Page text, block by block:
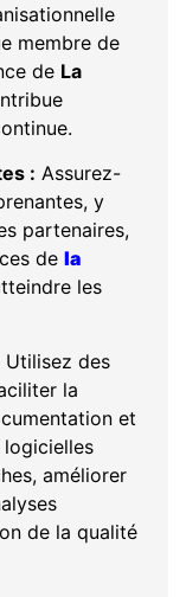
membre de
de La
: Assurez-
y
partenaires,
de la
les
Utilisez des
la
et
logicielles
améliorer
de la qualité